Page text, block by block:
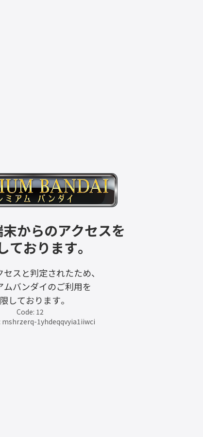
からのアクセスを
ております。
スと判定されたため、
ムバンダイのご利用を
しております。
Code: 12
mshrzerq-1yhdeqqvyia1iiwci